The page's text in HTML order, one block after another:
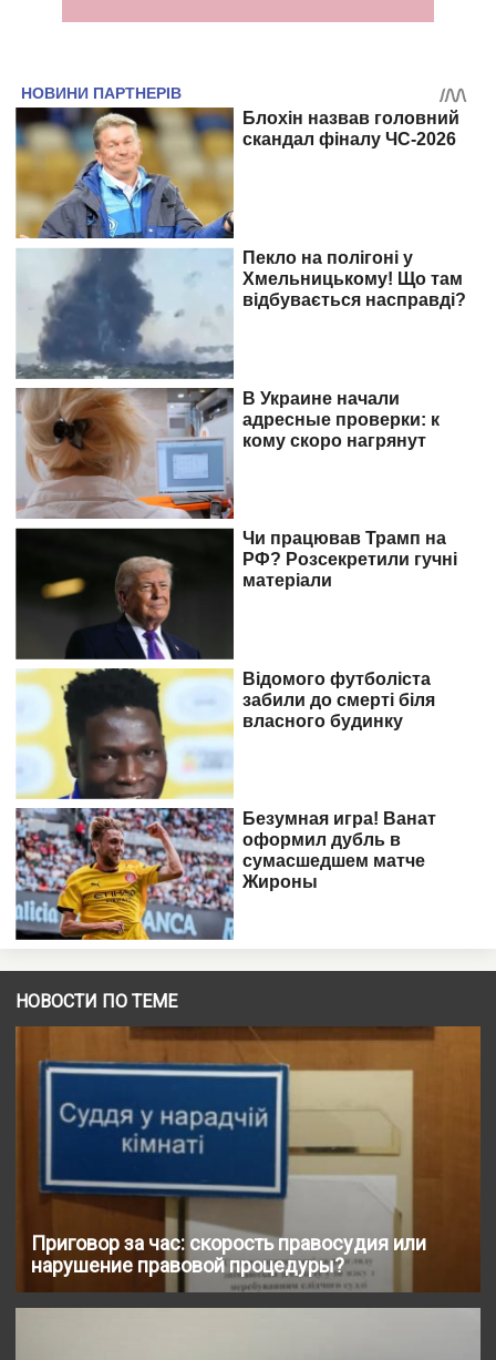
НОВОСТИ ПО ТЕМЕ
Приговор за час: скорость правосудия или
нарушение правовой процедуры?